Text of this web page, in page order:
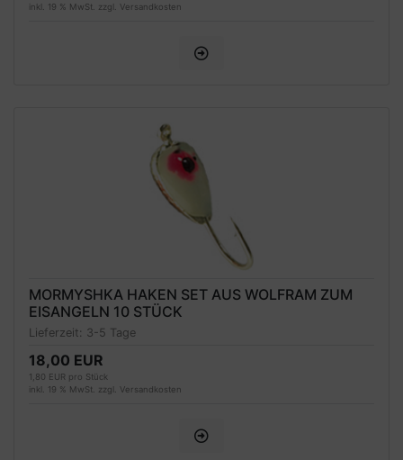
inkl. 19 % MwSt. zzgl. Versandkosten
MORMYSHKA HAKEN SET AUS WOLFRAM ZUM
EISANGELN 10 STÜCK
Lieferzeit: 3-5 Tage
18,00 EUR
1,80 EUR pro Stück
inkl. 19 % MwSt. zzgl. Versandkosten